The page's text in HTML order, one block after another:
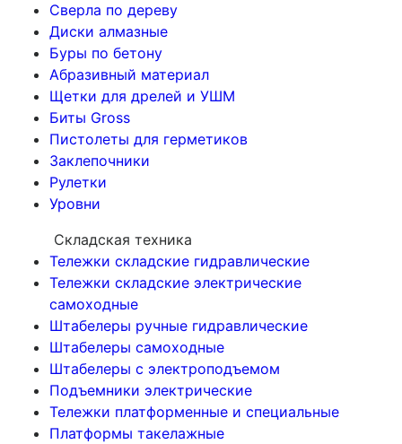
Сверла по дереву
Диски алмазные
Буры по бетону
Абразивный материал
Щетки для дрелей и УШМ
Биты Gross
Пистолеты для герметиков
Заклепочники
Рулетки
Уровни
Складская техника
Тележки складские гидравлические
Тележки складские электрические
самоходные
Штабелеры ручные гидравлические
Штабелеры самоходные
Штабелеры с электроподъемом
Подъемники электрические
Тележки платформенные и специальные
Платформы такелажные